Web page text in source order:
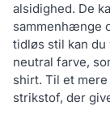
alsidighed. De
sammenhænge
tidløs stil kan
neutral farve,
shirt. Til et
strikstof, der